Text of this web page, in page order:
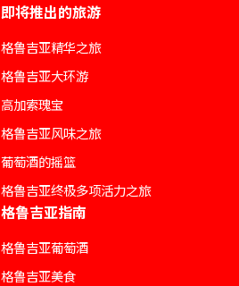
即将推出的旅游
格鲁吉亚精华之旅
格鲁吉亚大环游
高加索瑰宝
格鲁吉亚风味之旅
葡萄酒的摇篮
格鲁吉亚终极多项活力之旅
格鲁吉亚指南
格鲁吉亚葡萄酒
格鲁吉亚美食